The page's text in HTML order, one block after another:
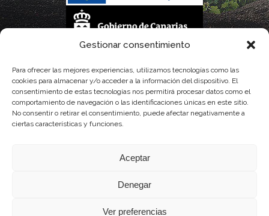
Gestionar consentimiento
Para ofrecer las mejores experiencias, utilizamos tecnologías como las
cookies para almacenar y/o acceder a la información del dispositivo. El
consentimiento de estas tecnologías nos permitirá procesar datos como el
comportamiento de navegación o las identificaciones únicas en este sitio.
No consentir o retirar el consentimiento, puede afectar negativamente a
ciertas características y funciones.
Aceptar
Denegar
Ver preferencias
parcialmente, por el Gobierno de Canarias
con fondos provenientes del presupuesto de gastos del Instituto Canario de
Calidad Agroalimentaria